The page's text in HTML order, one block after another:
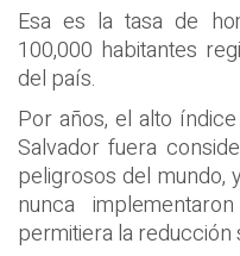
Esa es la tasa de
100,000 habitantes
del país.
Por años, el alto
Salvador fuera
peligrosos del mundo,
nunca
permitiera la reducción